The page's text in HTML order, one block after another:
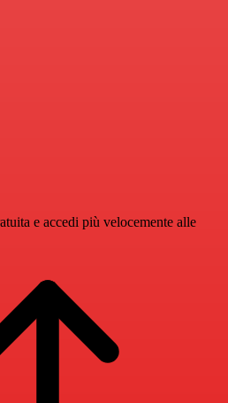
e accedi più velocemente alle